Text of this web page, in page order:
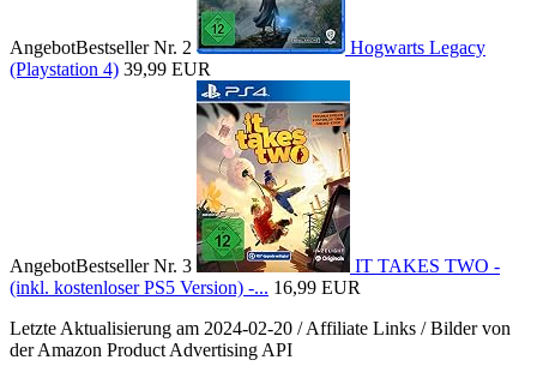
AngebotBestseller Nr. 2
Hogwarts Legacy
(Playstation 4) 39,99 EUR
AngebotBestseller Nr. 3
IT TAKES TWO -
(inkl. kostenloser PS5 Version) -... 16,99 EUR
Letzte Aktualisierung am 2024-02-20 / Affiliate Links / Bilder von
der Amazon Product Advertising API